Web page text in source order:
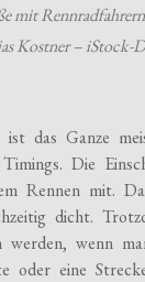
mit
Kostner – iStock-
das Ganze
Die
Rennen mit.
dicht.
werden, wenn
oder eine